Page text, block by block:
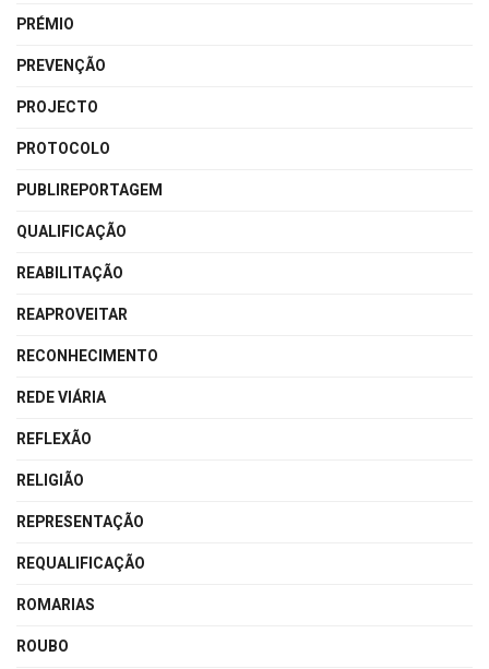
PRÉMIO
PREVENÇÃO
PROJECTO
PROTOCOLO
PUBLIREPORTAGEM
QUALIFICAÇÃO
REABILITAÇÃO
REAPROVEITAR
RECONHECIMENTO
REDE VIÁRIA
REFLEXÃO
RELIGIÃO
REPRESENTAÇÃO
REQUALIFICAÇÃO
ROMARIAS
ROUBO